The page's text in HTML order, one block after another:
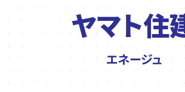
埼玉
山梨
ヤマト住
エネージュ